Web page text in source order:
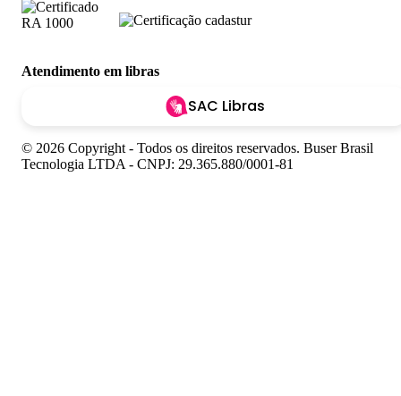
Atendimento em libras
SAC Libras
© 2026 Copyright - Todos os direitos reservados. Buser Brasil
Tecnologia LTDA - CNPJ: 29.365.880/0001-81